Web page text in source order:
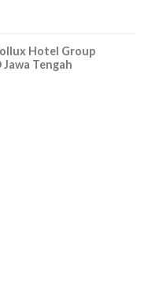
Hotel Group
Tengah